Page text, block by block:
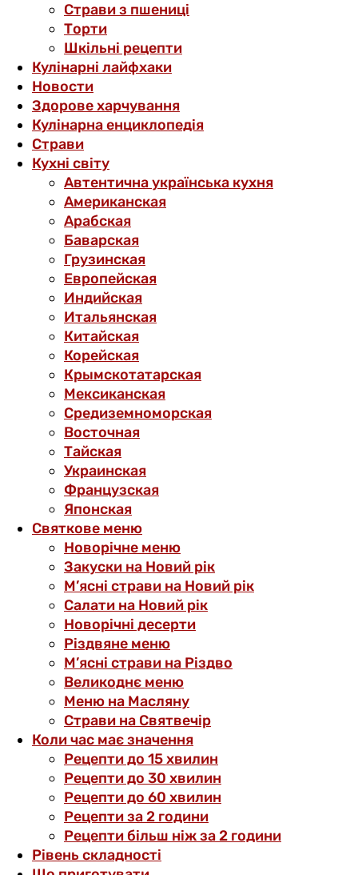
Страви з пшениці
Торти
Шкільні рецепти
Кулінарні лайфхаки
Новости
Здорове харчування
Кулінарна енциклопедія
Страви
Кухні світу
Автентична українська кухня
Американская
Арабская
Баварская
Грузинская
Европейская
Индийская
Итальянская
Китайская
Корейская
Крымскотатарская
Мексиканская
Средиземноморская
Восточная
Тайская
Украинская
Французская
Японская
Святкове меню
Новорічне меню
Закуски на Новий рік
М’ясні страви на Новий рік
Салати на Новий рік
Новорічні десерти
Різдвяне меню
М’ясні страви на Різдво
Великоднє меню
Меню на Масляну
Страви на Святвечір
Коли час має значення
Рецепти до 15 хвилин
Рецепти до 30 хвилин
Рецепти до 60 хвилин
Рецепти за 2 години
Рецепти більш ніж за 2 години
Рівень складності